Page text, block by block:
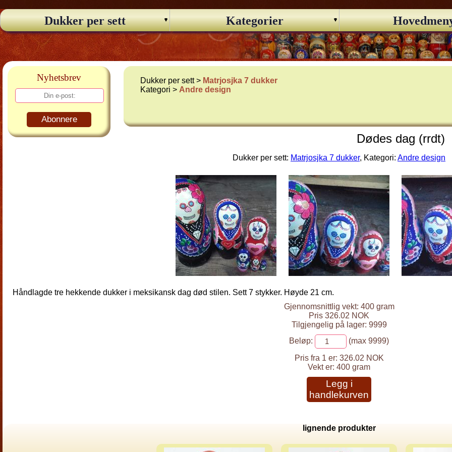
Dukker per sett Kategorier
Nyhetsbrev
Abonnere
Dukker per sett > Matrjosjka 7 dukker
Kategori > Andre design
Dødes dag (rrdt)
Dukker per sett: Matrjosjka 7 dukker, Kategori: Andre design
Håndlagde tre hekkende dukker i meksikansk dag død stilen. Sett 7 stykker. Høyde 21 cm.
Gjennomsnittlig vekt: 400 gram
Pris 326.02 NOK
Tilgjengelig på lager: 9999
Beløp:
(max 9999)
Pris fra 1 er: 326.02 NOK
Vekt er: 400 gram
Legg i
handlekurven
lignende produkter